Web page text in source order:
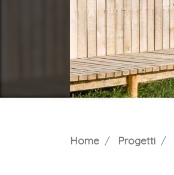
Home Progetti